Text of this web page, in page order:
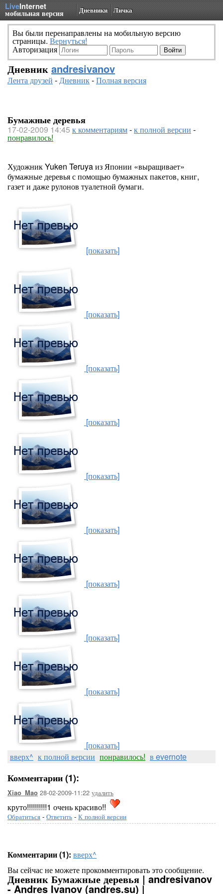
LiveInternet
мобильная версия Дневники Личка
Вы были перенаправлены на мобильную версию
страницы. Вернуться!
Авторизация
Дневник andresivanov
Лента друзей -Дневник-Полная версия
Бумажные деревья
17-02-2009 14:45 к комментариям-к полной версии -
понравилось!
Художник Yuken Teruya из Японии «выращивает»
бумажные деревья с помощью бумажных пакетов, книг,
газет и даже рулонов туалетной бумаги.
[показать]
[показать]
[показать]
[показать]
[показать]
[показать]
[показать]
[показать]
[показать]
[показать]
вверх^ к полной версии понравилось! в evernote
Комментарии (1):
Xiao_Mao 28-02-2009-11:22 удалить
круто!!!!!!!!!!1 очень красиво!!
Обратиться - Ответить - К полной версии
Комментарии (1): вверх^
Вы сейчас не можете прокомментировать это сообщение.
Дневник Бумажные деревья | andresivanov
- Andres Ivanov (andres.su) |